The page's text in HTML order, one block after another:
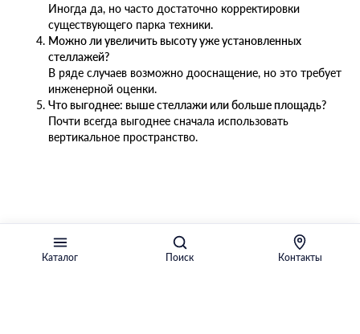
Каталог Поиск Контакты
Иногда да, но часто достаточно корректировки
существующего парка техники.
Можно ли увеличить высоту уже установленных
стеллажей?
В ряде случаев возможно дооснащение, но это требует
инженерной оценки.
Что выгоднее: выше стеллажи или больше площадь?
Почти всегда выгоднее сначала использовать
вертикальное пространство.